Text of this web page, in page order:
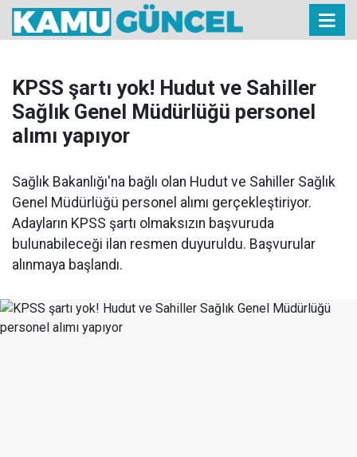
KPSS şartı yok! Hudut ve Sahiller
Sağlık Genel Müdürlüğü personel
alımı yapıyor
Sağlık Bakanlığı'na bağlı olan Hudut ve Sahiller Sağlık
Genel Müdürlüğü personel alımı gerçekleştiriyor.
Adayların KPSS şartı olmaksızın başvuruda
bulunabileceği ilan resmen duyuruldu. Başvurular
alınmaya başlandı.